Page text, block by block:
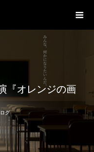
『オレンジの画
グ